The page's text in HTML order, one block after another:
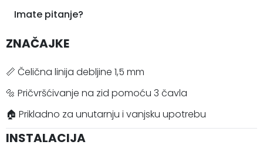
Imate pitanje?
ZNAČAJKE
📏 Čelična linija debljine 1,5 mm
🔩 Pričvršćivanje na zid pomoću 3 čavla
🏠 Prikladno za unutarnju i vanjsku upotrebu
INSTALACIJA